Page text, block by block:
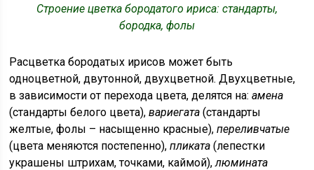
Строение цветка бородатого ириса: стандарты,
бородка, фолы
Расцветка бородатых ирисов может быть
одноцветной, двутонной, двухцветной. Двухцветные,
в зависимости от перехода цвета, делятся на:амена
(стандарты белого цвета),вариегата (стандарты
желтые, фолы – насыщенно красные),переливчатые
(цвета меняются постепенно),пликата (лепестки
украшены штрихам, точками, каймой),люмината